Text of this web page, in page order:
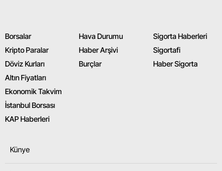
Borsalar
Kripto Paralar
Döviz Kurları
Altın Fiyatları
Ekonomik Takvim
İstanbul Borsası
KAP Haberleri
Hava Durumu
Haber Arşivi
Burçlar
Sigorta Haberleri
Sigortafi
Haber Sigorta
Künye